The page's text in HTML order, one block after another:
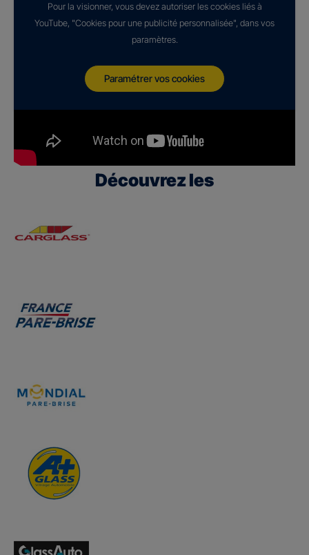
Pour la visionner, vous devez autoriser les cookies liés à
YouTube, "Cookies pour une publicité personnalisée", dans vos
paramètres.
Paramétrer vos cookies
Découvrez les